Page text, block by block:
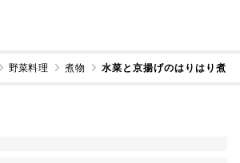
野菜料理 煮物 水菜と京揚げのはりはり煮